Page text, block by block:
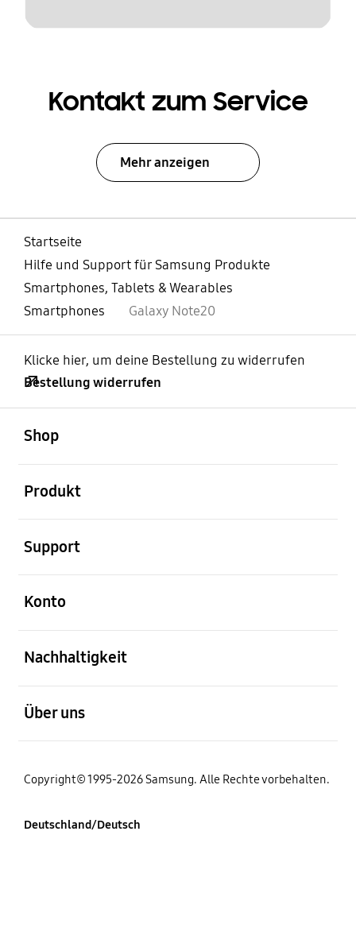
Kontakt zum Service
Mehr anzeigen
Startseite
Hilfe und Support für Samsung Produkte
Smartphones, Tablets & Wearables
Smartphones
Galaxy Note20
Klicke hier, um deine Bestellung zu widerrufen
Bestellung widerrufen
Shop
Produkt
Support
Konto
Nachhaltigkeit
Über uns
Copyright© 1995-2026 Samsung. Alle Rechte vorbehalten.
Deutschland/Deutsch